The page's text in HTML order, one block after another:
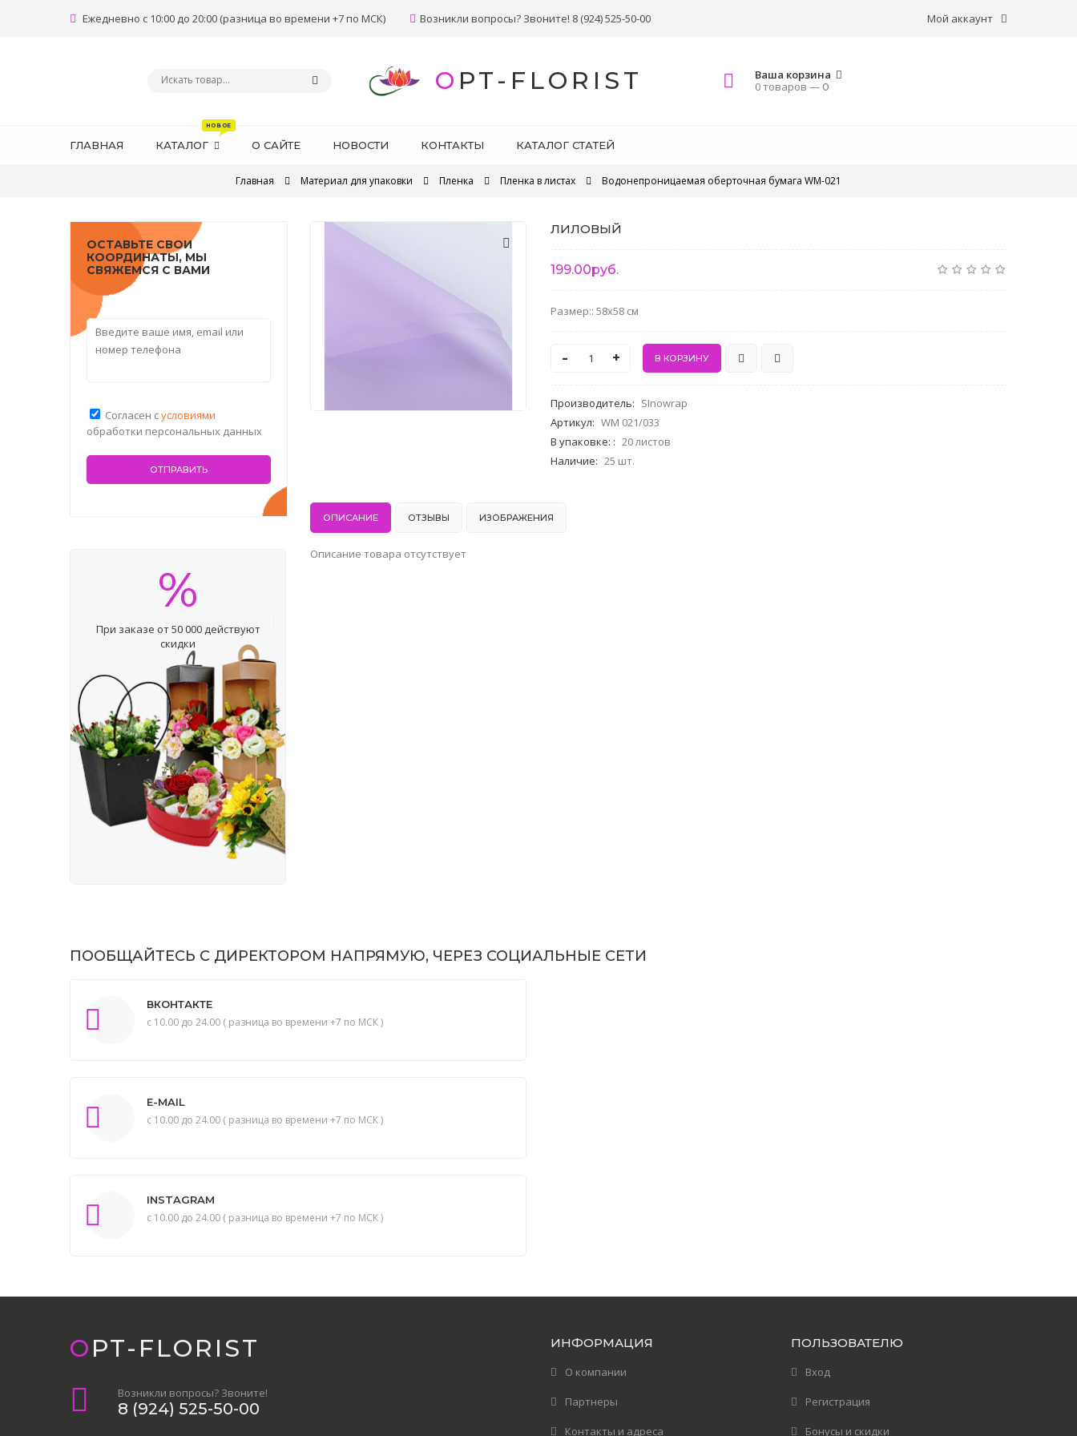
Мой аккаунт
Ежедневно с 10:00 до 20:00 (разница во времени +7 по МСК) Возникли вопросы? Звоните! 8 (924) 525-50-00
OPT-FLORIST
Ваша корзина
0 товаров —0
ГЛАВНАЯ КАТАЛОГ О САЙТЕ НОВОСТИ КОНТАКТЫ КАТАЛОГ СТАТЕЙ
Главная Материал для упаковки Пленка Пленка в листах Водонепроницаемая оберточная бумага WM-021
ЛИЛОВЫЙ
199.00руб.
Размер:: 58x58 см
- +
Производитель: SInowrap
Артикул: WM 021/033
В упаковке: : 20 листов
Наличие: 25 шт.
ОПИСАНИЕ ОТЗЫВЫ ИЗОБРАЖЕНИЯ
Описание товара отсутствует
ОСТАВЬТЕ СВОИ
КООРДИНАТЫ, МЫ
СВЯЖЕМСЯ С ВАМИ
Согласен сусловиями
обработки персональных данных
%
При заказе от 50 000 действуют
скидки
ПООБЩАЙТЕСЬ С ДИРЕКТОРОМ НАПРЯМУЮ, ЧЕРЕЗ СОЦИАЛЬНЫЕ СЕТИ
ВКОНТАКТЕ
с 10.00 до 24.00 ( разница во времени +7 по МСК )
E-MAIL
с 10.00 до 24.00 ( разница во времени +7 по МСК )
INSTAGRAM
с 10.00 до 24.00 ( разница во времени +7 по МСК )
OPT-FLORIST
Возникли вопросы? Звоните!
8 (924) 525-50-00
ИНФОРМАЦИЯ
О компании
Партнеры
Контакты и адреса
ПОЛЬЗОВАТЕЛЮ
Вход
Регистрация
Бонусы и скидки